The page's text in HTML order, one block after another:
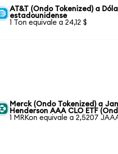
AT&T (Ondo Tokenized) a
estadounidense
1 Ton equivale a 24,12 $
Merck (Ondo Tokenized) a
Henderson AAA CLO ETF
1 MRKon equivale a 2,5207